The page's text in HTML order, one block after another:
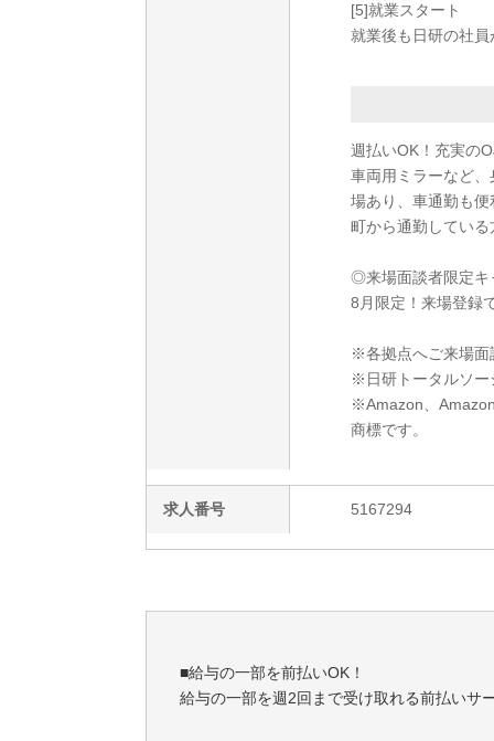
[5]就業スタート
就業後も日研の社
週払いOK！充実の
車両用ミラーなど
場あり、車通勤も
町から通勤してい
◎来場面談者限定キ
8月限定！来場登録
※各拠点へご来場面
※日研トータルソー
※Amazon、
商標です。
求人番号 5167294
■給与の一部を前払いOK！
給与の一部を週2回まで受け取れる前払い